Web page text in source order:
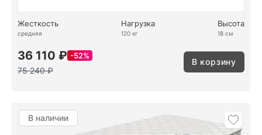
Жесткость
средняя
Нагрузка
120 кг
Высота
18 см
36 110 ₽ 52%
75 240 ₽
В корзину
В наличии